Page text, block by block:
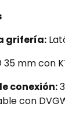
grifería:
35 mm con
conexión:
con